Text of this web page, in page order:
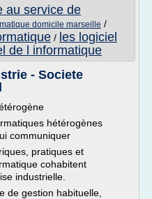
au service de
domicile marseille /
/ les logiciel
de l informatique
- Societe
hétérogènes
communiquer
pratiques et
cohabitent
industrielle.
de gestion habituelle,